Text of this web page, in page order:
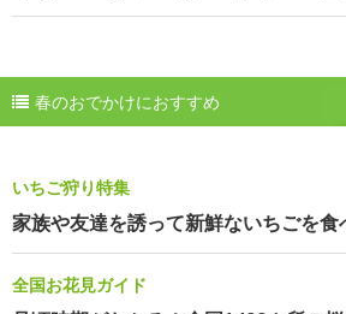
春のおでかけにおすすめ
いちご狩り特集
家族や友達を誘って新鮮ないちごを食
全国お花見ガイド